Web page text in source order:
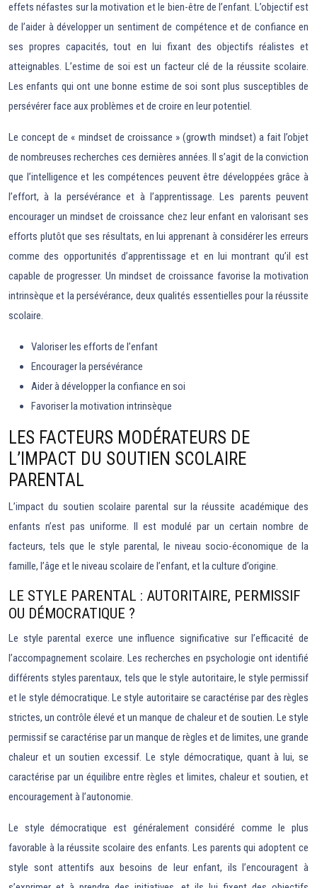
effets néfastes sur la motivation et le bien-être de l’enfant. L’objectif est
de l’aider à développer un sentiment de compétence et de confiance en
ses propres capacités, tout en lui fixant des objectifs réalistes et
atteignables. L’estime de soi est un facteur clé de la réussite scolaire.
Les enfants qui ont une bonne estime de soi sont plus susceptibles de
persévérer face aux problèmes et de croire en leur potentiel.
Le concept de « mindset de croissance » (growth mindset) a fait l’objet
de nombreuses recherches ces dernières années. Il s’agit de la conviction
que l’intelligence et les compétences peuvent être développées grâce à
l’effort, à la persévérance et à l’apprentissage. Les parents peuvent
encourager un mindset de croissance chez leur enfant en valorisant ses
efforts plutôt que ses résultats, en lui apprenant à considérer les erreurs
comme des opportunités d’apprentissage et en lui montrant qu’il est
capable de progresser. Un mindset de croissance favorise la motivation
intrinsèque et la persévérance, deux qualités essentielles pour la réussite
scolaire.
Valoriser les efforts de l’enfant
Encourager la persévérance
Aider à développer la confiance en soi
Favoriser la motivation intrinsèque
LES FACTEURS MODÉRATEURS DE
L’IMPACT DU SOUTIEN SCOLAIRE
PARENTAL
L’impact du soutien scolaire parental sur la réussite académique des
enfants n’est pas uniforme. Il est modulé par un certain nombre de
facteurs, tels que le style parental, le niveau socio-économique de la
famille, l’âge et le niveau scolaire de l’enfant, et la culture d’origine.
LE STYLE PARENTAL : AUTORITAIRE, PERMISSIF
OU DÉMOCRATIQUE ?
Le style parental exerce une influence significative sur l’efficacité de
l’accompagnement scolaire. Les recherches en psychologie ont identifié
différents styles parentaux, tels que le style autoritaire, le style permissif
et le style démocratique. Le style autoritaire se caractérise par des règles
strictes, un contrôle élevé et un manque de chaleur et de soutien. Le style
permissif se caractérise par un manque de règles et de limites, une grande
chaleur et un soutien excessif. Le style démocratique, quant à lui, se
caractérise par un équilibre entre règles et limites, chaleur et soutien, et
encouragement à l’autonomie.
Le style démocratique est généralement considéré comme le plus
favorable à la réussite scolaire des enfants. Les parents qui adoptent ce
style sont attentifs aux besoins de leur enfant, ils l’encouragent à